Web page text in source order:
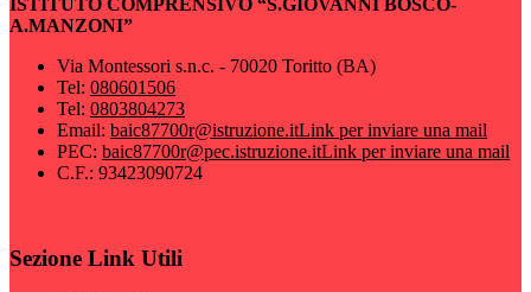
A.MANZONI”
Via Montessori s.n.c. - 70020 Toritto (BA)
Tel: 080601506
Tel: 0803804273
Email: baic87700r@istruzione.itLink per inviare una mail
PEC: baic87700r@pec.istruzione.itLink per inviare una mail
C.F.: 93423090724
Sezione Link Utili